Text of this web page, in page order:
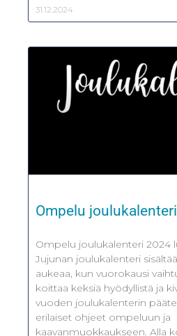
31.12.2024
Ompelu
Ompelu joulukalenteri 2024
Jujunan joulukalenteri
aukeaa, kun vuorokausi
koittaa keksiä hyödyllistä ja
vuoden joulukalenterin
erilaiset ohjeet ompeluun ja
kaavanmuokkaukseen. Alla